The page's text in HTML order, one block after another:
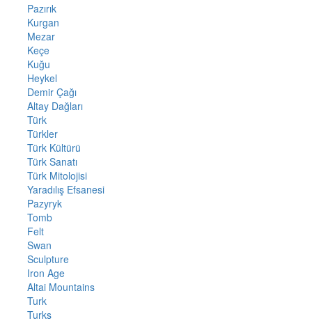
Pazırık
Kurgan
Mezar
Keçe
Kuğu
Heykel
Demir Çağı
Altay Dağları
Türk
Türkler
Türk Kültürü
Türk Sanatı
Türk Mitolojisi
Yaradılış Efsanesi
Pazyryk
Tomb
Felt
Swan
Sculpture
Iron Age
Altai Mountains
Turk
Turks